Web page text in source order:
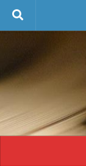
Skip to content